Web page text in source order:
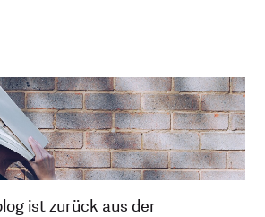
ist zurück aus der